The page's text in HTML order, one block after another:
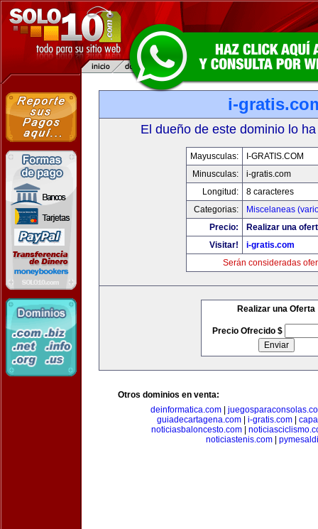
i-
El dueño de este dominio lo
Mayusculas:
I-GRATIS.COM
Minusculas:
i-gratis.com
Longitud:
8 caracteres
Categorias:
Miscelaneas
Precio:
Realizar una
Visitar!
i-gratis.com
Serán consideradas
Realizar una Oferta
Precio Ofrecido $
Otros dominios en venta:
deinformatica.com
guiadecartagena.com| i-gratis.com|
noticiasbaloncesto.com
noticiastenis.com